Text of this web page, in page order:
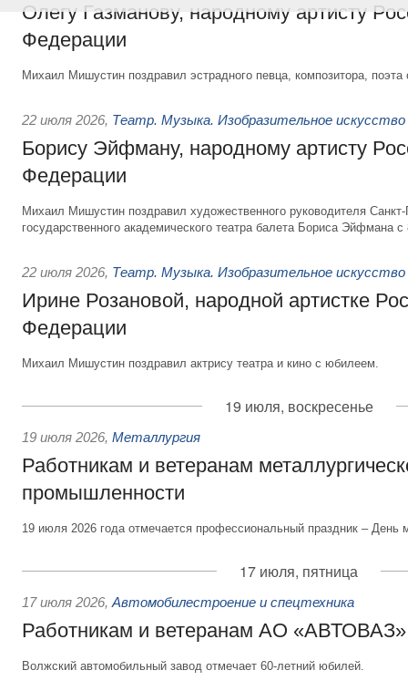
Олегу Газманову, народному артисту
Федерации
Михаил Мишустин поздравил эстрадного певца, композитора, поэта
22 июля 2026, Театр. Музыка. Изобразительное искусство
Борису Эйфману, народному артисту
Федерации
Михаил Мишустин поздравил художественного руководителя Санкт-
государственного академического театра балета Бориса Эйфмана
22 июля 2026, Театр. Музыка. Изобразительное искусство
Ирине Розановой, народной артистке
Федерации
Михаил Мишустин поздравил актрису театра и кино с юбилеем.
19 июля, воскресенье
19 июля 2026, Металлургия
Работникам и ветеранам
промышленности
19 июля 2026 года отмечается профессиональный праздник – День
17 июля, пятница
17 июля 2026, Автомобилестроение и спецтехника
Работникам и ветеранам АО «АВТОВАЗ»
Волжский автомобильный завод отмечает 60-летний юбилей.